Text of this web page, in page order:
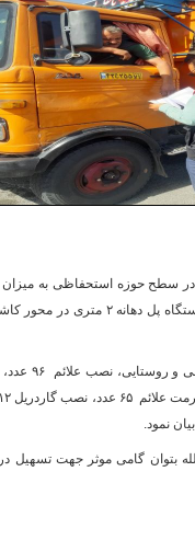
مترمکعب، ۸ مورد بازدید از نقاط مستعد حادثه و برنامه ریزی برای رفع آن و شروع عملیات تعریض یکدستگاه
رییس اداره راهداری و حمل ونقل جاده ای شهرستان کاشمر
بتوان گامی موثر جهت تسهیل در